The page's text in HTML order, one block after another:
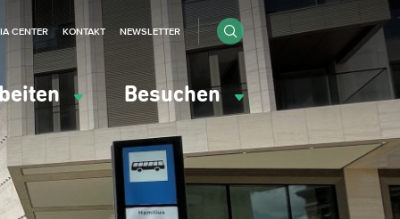
Besuchen
CENTER KONTAKT NEWSLETTER